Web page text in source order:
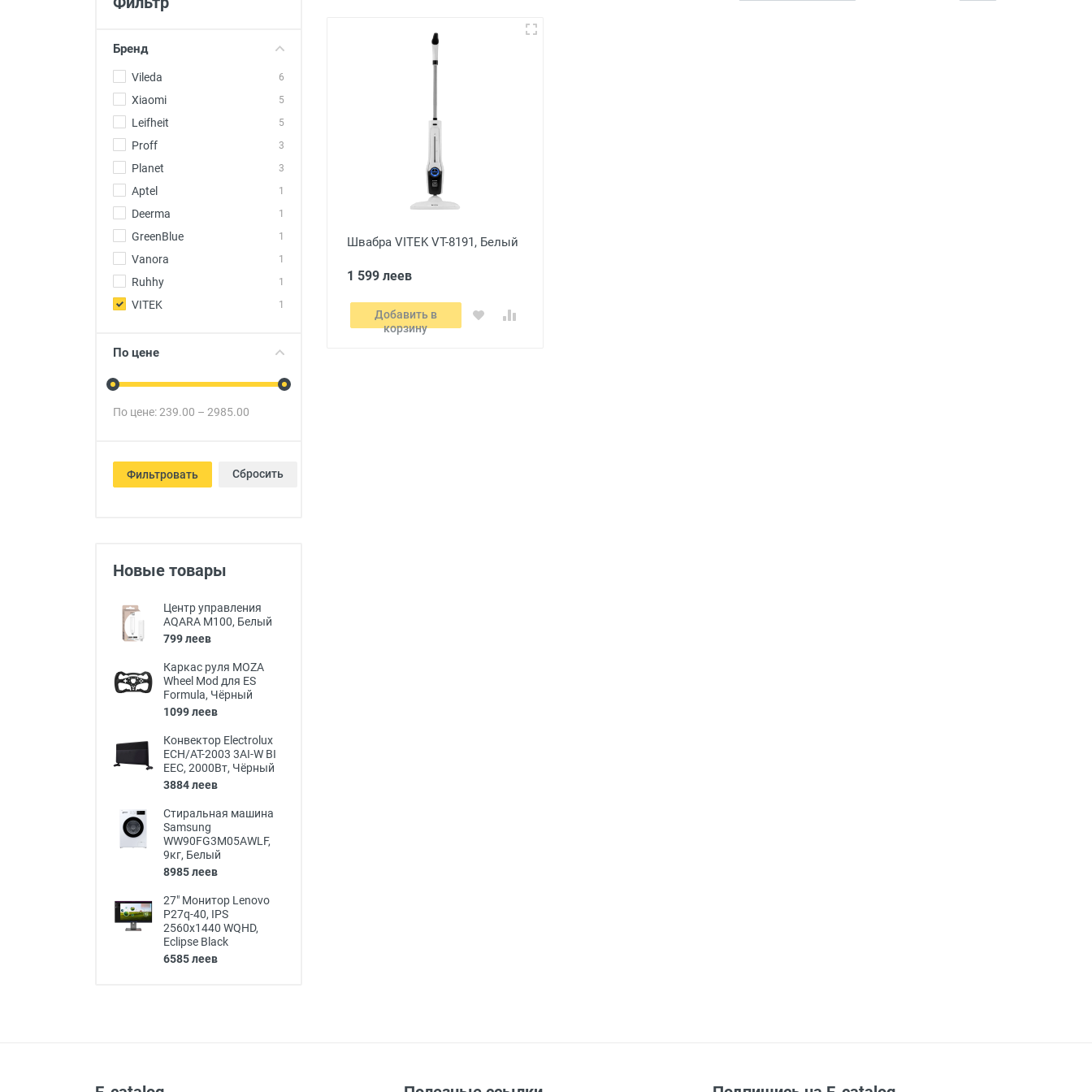
Товары для детей
Все для дома
Бренд
Vileda 6
Xiaomi 5
Leifheit 5
Proff 3
Planet 3
Aptel 1
Deerma 1
GreenBlue 1
Vanora 1
Ruhhy 1
VITEK 1
По цене
По цене:239.00 – 2985.00
Фильтровать Сбросить
Новые товары
Центр управления
AQARA M100, Белый
799 леев
Каркас руля MOZA
Wheel Mod для ES
Formula, Чёрный
1099 леев
Конвектор Electrolux
ECH/AT-2003 3AI-W BI
EEC, 2000Вт, Чёрный
3884 леев
Стиральная машина
Samsung
WW90FG3M05AWLF,
9кг, Белый
8985 леев
27" Монитор Lenovo
P27q-40, IPS
2560x1440 WQHD,
Eclipse Black
6585 леев
Швабра VITEK VT-8191, Белый
1 599 леев
Добавить в
корзину